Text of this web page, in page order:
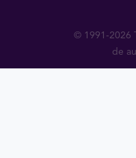
© 1991-2026
de